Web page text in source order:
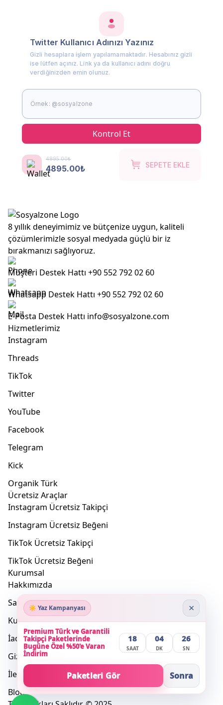
Twitter Kullanıcı Adınızı Yazınız
Gizli hesaplara işlem yapılamamaktadır. Hesabınız gizli
ise lütfen açınız. Link ya da kullanıcı adını doğru
verdiğinizden emin olunuz.
Kontrol Et
4895.00₺
4895.00₺ SEPETE EKLE
8 yıllık deneyimimiz ve bütçenize uygun, kaliteli
çözümlerimizle sosyal medyada güçlü bir iz
bırakmanızı sağlıyoruz.
Müşteri Destek Hattı +90 552 792 02 60
Whatsapp Destek Hattı +90 552 792 02 60
E-Posta Destek Hattı info@sosyalzone.com
Hizmetlerimiz
Instagram
Threads
TikTok
Twitter
YouTube
Facebook
Telegram
Kick
Organik Türk
Ücretsiz Araçlar
Instagram Ücretsiz Takipçi
Instagram Ücretsiz Beğeni
TikTok Ücretsiz Takipçi
TikTok Ücretsiz Beğeni
Kurumsal
Hakkımızda
Satış Sözleşmesi
Kullanım Sözleşmesi
İade Koşulları
Gizlilik Politikası
İletişim
Blog
☀️ Yaz Kampanyası ×
Premium Türk ve Garantili
Takipçi Paketlerinde
Bugüne Özel %50'e Varan
İndirim
18
SAAT
04
DK
26
SN
Paketleri Gör Sonra